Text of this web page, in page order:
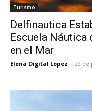
Turismo
Delfinautica
Escuela Náutica
en el Mar
Elena Digital López - 29 de